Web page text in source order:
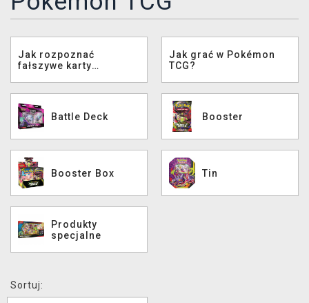
XZONE KLUB
Jak rozpoznać
fałszywe karty
Jak grać w Pokémon
TCG?
Battle Deck Booster
Booster Box Tin
Produkty
specjalne
Sortuj: